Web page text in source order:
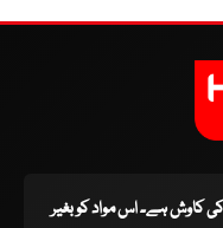
کی کاوش ہے۔ اس مواد کو بغیر